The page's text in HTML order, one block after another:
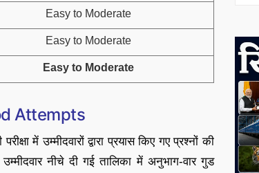
Easy to Moderate
Easy to Moderate
Easy to Moderate
Attempts
में उम्मीदवारों द्वारा प्रयास किए गए प्रश्नों की
नीचे दी गई तालिका में अनुभाग-वार गुड